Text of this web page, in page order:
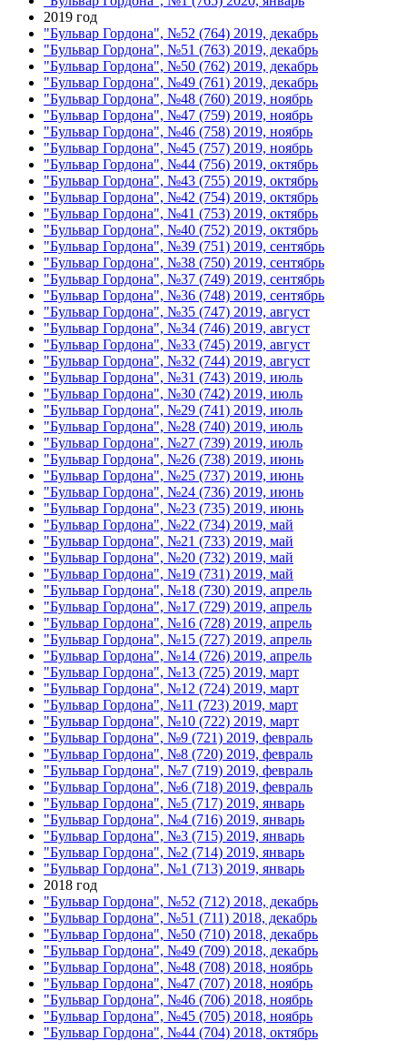
2019 год
"Бульвар Гордона", №52 (764) 2019, декабрь
"Бульвар Гордона", №51 (763) 2019, декабрь
"Бульвар Гордона", №50 (762) 2019, декабрь
"Бульвар Гордона", №49 (761) 2019, декабрь
"Бульвар Гордона", №48 (760) 2019, ноябрь
"Бульвар Гордона", №47 (759) 2019, ноябрь
"Бульвар Гордона", №46 (758) 2019, ноябрь
"Бульвар Гордона", №45 (757) 2019, ноябрь
"Бульвар Гордона", №44 (756) 2019, октябрь
"Бульвар Гордона", №43 (755) 2019, октябрь
"Бульвар Гордона", №42 (754) 2019, октябрь
"Бульвар Гордона", №41 (753) 2019, октябрь
"Бульвар Гордона", №40 (752) 2019, октябрь
"Бульвар Гордона", №39 (751) 2019, сентябрь
"Бульвар Гордона", №38 (750) 2019, сентябрь
"Бульвар Гордона", №37 (749) 2019, сентябрь
"Бульвар Гордона", №36 (748) 2019, сентябрь
"Бульвар Гордона", №35 (747) 2019, август
"Бульвар Гордона", №34 (746) 2019, август
"Бульвар Гордона", №33 (745) 2019, август
"Бульвар Гордона", №32 (744) 2019, август
"Бульвар Гордона", №31 (743) 2019, июль
"Бульвар Гордона", №30 (742) 2019, июль
"Бульвар Гордона", №29 (741) 2019, июль
"Бульвар Гордона", №28 (740) 2019, июль
"Бульвар Гордона", №27 (739) 2019, июль
"Бульвар Гордона", №26 (738) 2019, июнь
"Бульвар Гордона", №25 (737) 2019, июнь
"Бульвар Гордона", №24 (736) 2019, июнь
"Бульвар Гордона", №23 (735) 2019, июнь
"Бульвар Гордона", №22 (734) 2019, май
"Бульвар Гордона", №21 (733) 2019, май
"Бульвар Гордона", №20 (732) 2019, май
"Бульвар Гордона", №19 (731) 2019, май
"Бульвар Гордона", №18 (730) 2019, апрель
"Бульвар Гордона", №17 (729) 2019, апрель
"Бульвар Гордона", №16 (728) 2019, апрель
"Бульвар Гордона", №15 (727) 2019, апрель
"Бульвар Гордона", №14 (726) 2019, апрель
"Бульвар Гордона", №13 (725) 2019, март
"Бульвар Гордона", №12 (724) 2019, март
"Бульвар Гордона", №11 (723) 2019, март
"Бульвар Гордона", №10 (722) 2019, март
"Бульвар Гордона", №9 (721) 2019, февраль
"Бульвар Гордона", №8 (720) 2019, февраль
"Бульвар Гордона", №7 (719) 2019, февраль
"Бульвар Гордона", №6 (718) 2019, февраль
"Бульвар Гордона", №5 (717) 2019, январь
"Бульвар Гордона", №4 (716) 2019, январь
"Бульвар Гордона", №3 (715) 2019, январь
"Бульвар Гордона", №2 (714) 2019, январь
"Бульвар Гордона", №1 (713) 2019, январь
2018 год
"Бульвар Гордона", №52 (712) 2018, декабрь
"Бульвар Гордона", №51 (711) 2018, декабрь
"Бульвар Гордона", №50 (710) 2018, декабрь
"Бульвар Гордона", №49 (709) 2018, декабрь
"Бульвар Гордона", №48 (708) 2018, ноябрь
"Бульвар Гордона", №47 (707) 2018, ноябрь
"Бульвар Гордона", №46 (706) 2018, ноябрь
"Бульвар Гордона", №45 (705) 2018, ноябрь
"Бульвар Гордона", №44 (704) 2018, октябрь